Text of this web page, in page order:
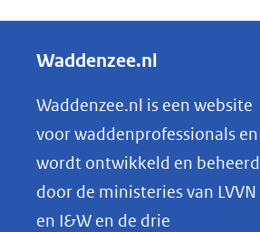
e
e
n
o
p
L
Waddenzee.nl
Waddenzee.nl is een website
voor waddenprofessionals en
wordt ontwikkeld en beheerd
door de ministeries van LVVN
en I&W en de drie